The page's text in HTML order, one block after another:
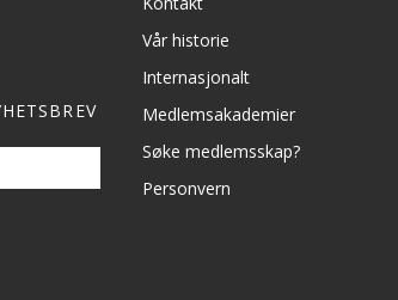
Vår historie
Internasjonalt
Medlemsakademier
Søke medlemsskap?
Personvern